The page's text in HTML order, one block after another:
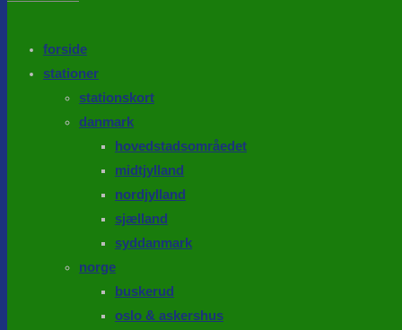
forside
stationer
stationskort
danmark
hovedstadsområedet
midtjylland
nordjylland
sjælland
syddanmark
norge
buskerud
oslo & askershus